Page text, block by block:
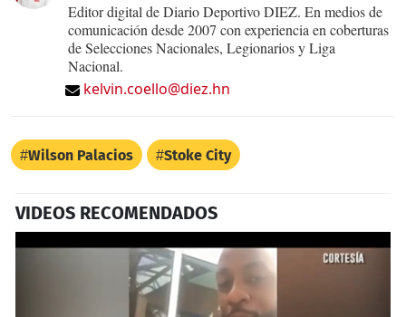
Editor digital de Diario Deportivo DIEZ. En medios de
comunicación desde 2007 con experiencia en coberturas
de Selecciones Nacionales, Legionarios y Liga
Nacional.
kelvin.coello@diez.hn
Wilson Palacios Stoke City
VIDEOS RECOMENDADOS